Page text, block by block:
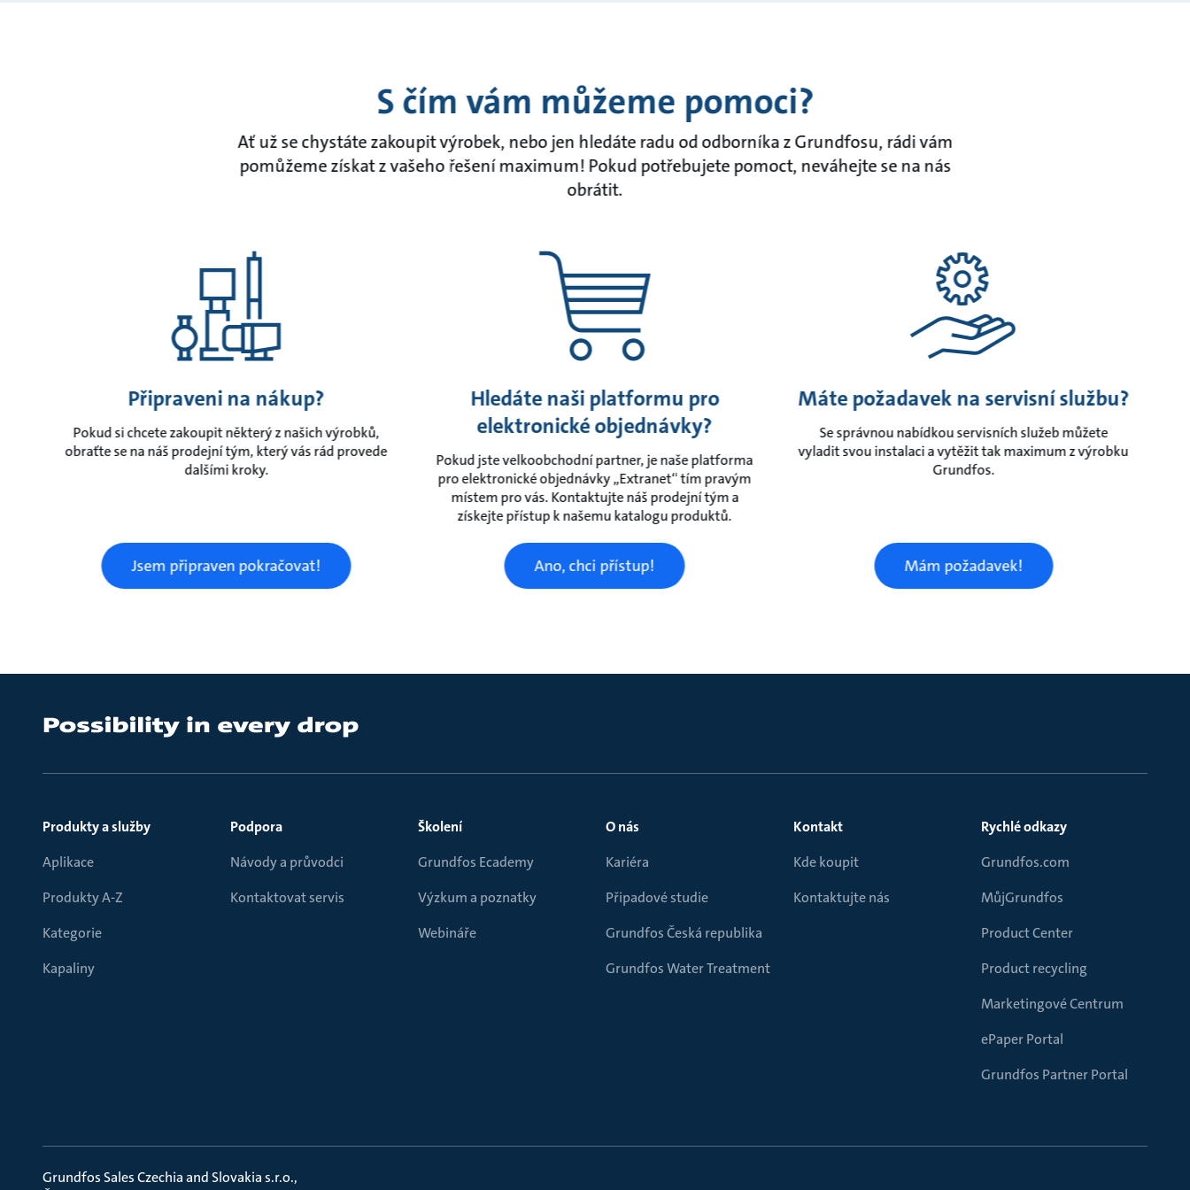
S čím vám můžeme pomoci?
Ať už se chystáte zakoupit výrobek, nebo jen hledáte radu od odborníka z Grundfosu, rádi vám
pomůžeme získat z vašeho řešení maximum! Pokud potřebujete pomoct, neváhejte se na nás
obrátit.
Připraveni na nákup?
Pokud si chcete zakoupit některý z našich výrobků,
obraťte se na náš prodejní tým, který vás rád provede
dalšími kroky.
Jsem připraven pokračovat!
Hledáte naši platformu pro
elektronické objednávky?
Pokud jste velkoobchodní partner, je naše platforma
pro elektronické objednávky „Extranet“ tím pravým
místem pro vás. Kontaktujte náš prodejní tým a
získejte přístup k našemu katalogu produktů.
Ano, chci přístup!
Máte požadavek na servisní službu?
Se správnou nabídkou servisních služeb můžete
vyladit svou instalaci a vytěžit tak maximum z výrobku
Grundfos.
Mám požadavek!
Produkty a služby
Aplikace
Produkty A-Z
Kategorie
Kapaliny
Podpora
Návody a průvodci
Kontaktovat servis
Školení
Grundfos Ecademy
Výzkum a poznatky
Webináře
O nás
Kariéra
Připadové studie
Grundfos Česká republika
Grundfos Water Treatment
Kontakt
Kde koupit
Kontaktujte nás
Rychlé odkazy
Grundfos.com
MůjGrundfos
Product Center
Product recycling
Marketingové Centrum
ePaper Portal
Grundfos Partner Portal
Grundfos Sales Czechia and Slovakia s.r.o.